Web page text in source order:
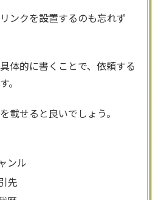
ンクを設置するのも忘れず
体的に書くことで、依頼する
。
載せると良いでしょう。
ンル
先